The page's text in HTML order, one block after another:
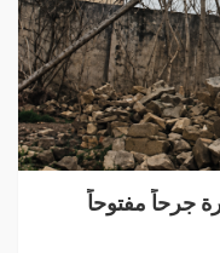
جرحاً مفتوحاً